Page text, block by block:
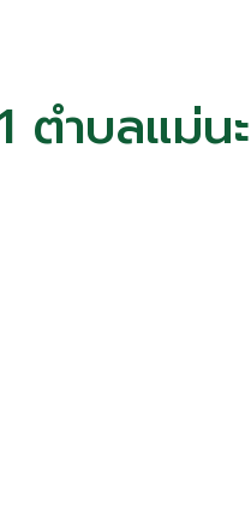
ตำบลแม่น